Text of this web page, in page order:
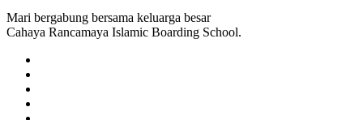
Mari bergabung bersama keluarga besar
Cahaya Rancamaya Islamic Boarding School.